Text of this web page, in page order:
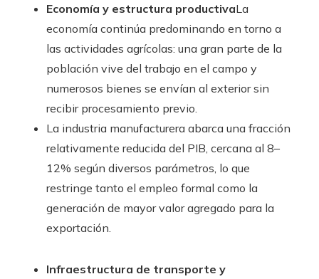
Economía y estructura productivaLa
economía continúa predominando en torno a
las actividades agrícolas: una gran parte de la
población vive del trabajo en el campo y
numerosos bienes se envían al exterior sin
recibir procesamiento previo.
La industria manufacturera abarca una fracción
relativamente reducida del PIB, cercana al 8–
12% según diversos parámetros, lo que
restringe tanto el empleo formal como la
generación de mayor valor agregado para la
exportación.
Infraestructura de transporte y